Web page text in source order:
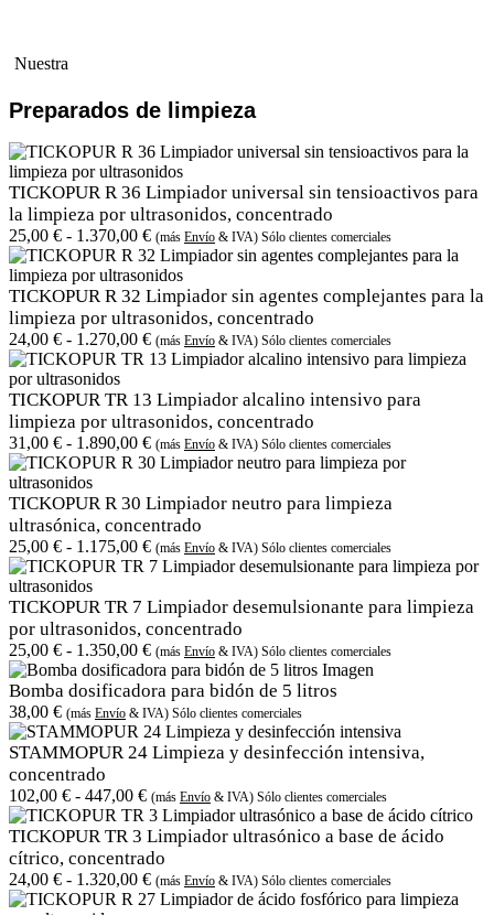
Nuestra
Preparados de limpieza
TICKOPUR R 36 Limpiador universal sin tensioactivos para
la limpieza por ultrasonidos, concentrado
25,00 € - 1.370,00 € (más Envío & IVA) Sólo clientes comerciales
TICKOPUR R 32 Limpiador sin agentes complejantes para la
limpieza por ultrasonidos, concentrado
24,00 € - 1.270,00 € (más Envío & IVA) Sólo clientes comerciales
TICKOPUR TR 13 Limpiador alcalino intensivo para
limpieza por ultrasonidos, concentrado
31,00 € - 1.890,00 € (más Envío & IVA) Sólo clientes comerciales
TICKOPUR R 30 Limpiador neutro para limpieza
ultrasónica, concentrado
25,00 € - 1.175,00 € (más Envío & IVA) Sólo clientes comerciales
TICKOPUR TR 7 Limpiador desemulsionante para limpieza
por ultrasonidos, concentrado
25,00 € - 1.350,00 € (más Envío & IVA) Sólo clientes comerciales
Bomba dosificadora para bidón de 5 litros
38,00 € (más Envío & IVA) Sólo clientes comerciales
STAMMOPUR 24 Limpieza y desinfección intensiva,
concentrado
102,00 € - 447,00 € (más Envío & IVA) Sólo clientes comerciales
TICKOPUR TR 3 Limpiador ultrasónico a base de ácido
cítrico, concentrado
24,00 € - 1.320,00 € (más Envío & IVA) Sólo clientes comerciales